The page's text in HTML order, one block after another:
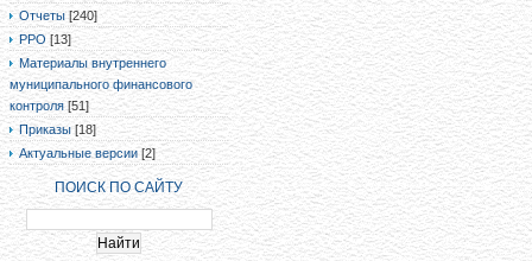
Отчеты [240]
РРО [13]
Материалы внутреннего
муниципального финансового
контроля [51]
Приказы [18]
Актуальные версии [2]
ПОИСК ПО САЙТУ